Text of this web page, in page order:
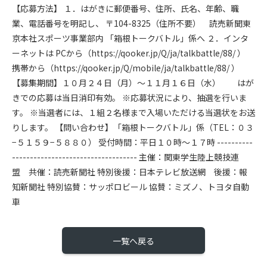
【応募方法】 １．はがきに郵便番号、住所、氏名、年齢、職
業、電話番号を明記し、 〒104-8325（住所不要） 読売新聞東
京本社スポーツ事業部内 「箱根トークバトル」係へ ２．インタ
ーネットは PCから（https://qooker.jp/Q/ja/talkbattle/88/ ）
携帯から（https://qooker.jp/Q/mobile/ja/talkbattle/88/ ）
【募集期間】１０月２４日（月）〜１１月１６日（水） はが
きでの応募は当日消印有効。 ※応募状況により、抽選を行いま
す。 ※当選者には、１組２名様まで入場いただける当選状をお送
りします。 【問い合わせ】「箱根トークバトル」係（TEL：０３
−５１５９−５８８０） 受付時間：平日１０時〜１７時 ----------
----------------------------------- 主催：関東学生陸上競技連
盟 共催：読売新聞社 特別後援：日本テレビ放送網 後援：報
知新聞社 特別協賛：サッポロビール 協賛：ミズノ、トヨタ自動
車
一覧へ戻る